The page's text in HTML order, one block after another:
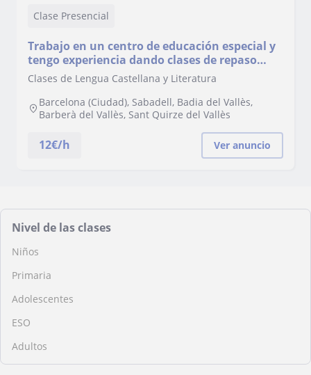
Clase Presencial
Trabajo en un centro de educación especial y
tengo experiencia dando clases de repaso
alumnos de educación primaria y secundaria
Clases de Lengua Castellana y Literatura
Barcelona (Ciudad), Sabadell, Badia del Vallès,
Barberà del Vallès, Sant Quirze del Vallès
12€/h Ver anuncio
Nivel de las clases
Niños
Primaria
Adolescentes
ESO
Adultos